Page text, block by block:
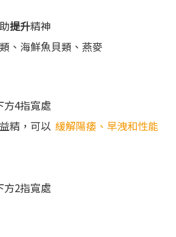
提升精神
、海鮮魚貝類、燕麥
方4指寬處
精，可以 緩解陽痿、早洩和性能
方2指寬處